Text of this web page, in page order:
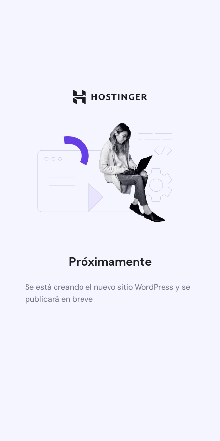
Próximamente
Se está creando el nuevo sitio WordPress y se
publicará en breve